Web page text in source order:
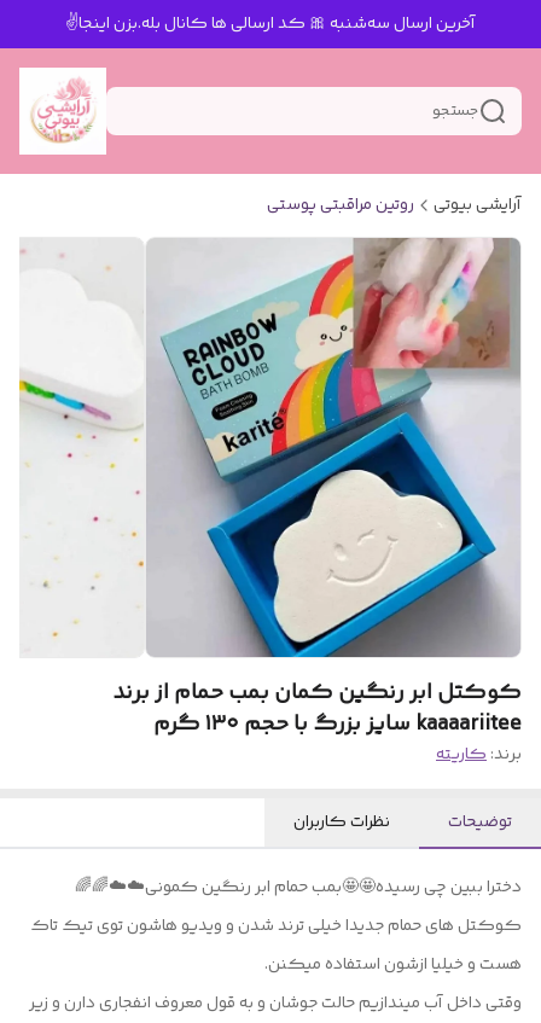
آخرین ارسال سه‌شنبه 🎀 کد ارسالی ها کانال بله.بزن اینجا✌️
جستجو
آرایشی بیوتی روتین مراقبتی پوستی
کوکتل ابر رنگین کمان بمب حمام از برند
kaaaariitee سایز بزرگ با حجم ۱۳۰ گرم
برند:کاریته
توضیحات نظرات کاربران
دخترا ببین چی رسیده🤩🤩بمب حمام ابر رنگین کمونی☁️☁️🌈🌈
کوکتل های حمام جدیدا خیلی ترند شدن و ویدیو هاشون توی تیک تاک
هست و خیلیا ازشون استفاده میکنن.
وقتی داخل آب میندازیم حالت جوشان و به قول معروف انفجاری دارن و زیر